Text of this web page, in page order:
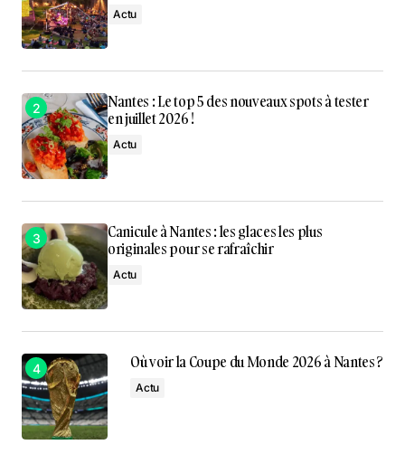
Actu
Nantes : Le top 5 des nouveaux spots à tester
en juillet 2026 !
Actu
Canicule à Nantes : les glaces les plus
originales pour se rafraîchir
Actu
Où voir la Coupe du Monde 2026 à Nantes ?
Actu